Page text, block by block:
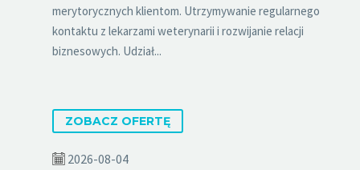
merytorycznych klientom. Utrzymywanie regularnego
kontaktu z lekarzami weterynarii i rozwijanie relacji
biznesowych. Udział...
ZOBACZ OFERTĘ
2026-08-04